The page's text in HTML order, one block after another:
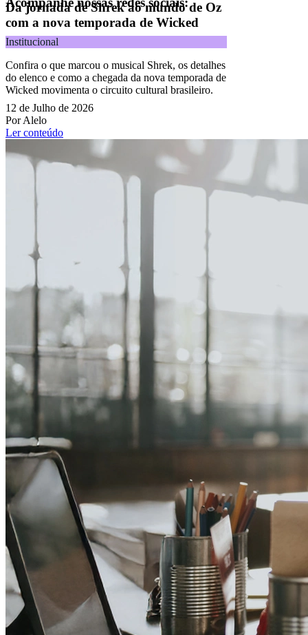
Da jornada de Shrek ao mundo de Oz
com a nova temporada de Wicked
Institucional
Confira o que marcou o musical Shrek, os detalhes
do elenco e como a chegada da nova temporada de
Wicked movimenta o circuito cultural brasileiro.
12 de Julho de 2026
Por Alelo
Ler conteúdo